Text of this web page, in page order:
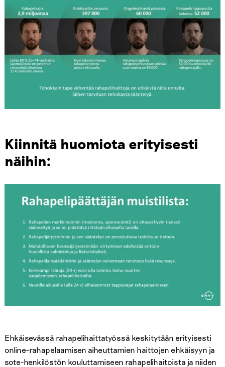
Kiinnitä huomiota erityisesti
näihin:
Ehkäisevässä rahapelihaittatyössä keskitytään erityisesti
online-rahapelaamisen aiheuttamien haittojen ehkäisyyn ja
sote-henkilöstön kouluttamiseen rahapelihaitoista ja niiden